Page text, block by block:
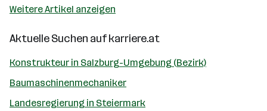
Weitere Artikel anzeigen
Aktuelle Suchen aufkarriere.at
Konstrukteur in Salzburg-Umgebung (Bezirk)
Baumaschinenmechaniker
Landesregierung in Steiermark